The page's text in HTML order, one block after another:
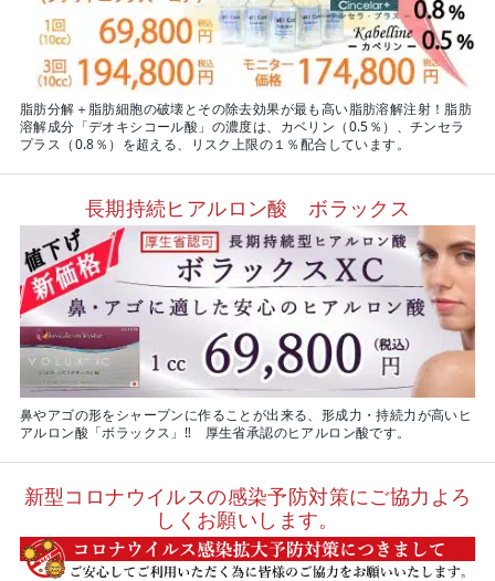
脂肪分解＋脂肪細胞の破壊とその除去効果が最も高い脂肪溶解注射！脂肪
溶解成分「デオキシコール酸」の濃度は、カベリン（0.5％）、チンセラ
プラス（0.8％）を超える、リスク上限の１％配合しています。
長期持続ヒアルロン酸 ボラックス
鼻やアゴの形をシャープンに作ることが出来る、形成力・持続力が高いヒ
アルロン酸「ボラックス」‼ 厚生省承認のヒアルロン酸です。
新型コロナウイルスの感染予防対策にご協力よろ
しくお願いします。